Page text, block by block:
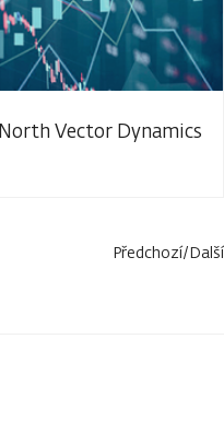
Vector Dynamics
Předchozí/Další